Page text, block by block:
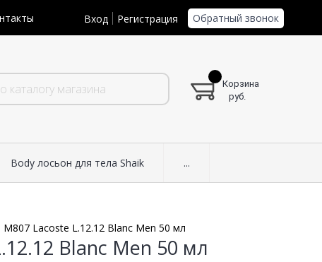
Вход Регистрация Обратный звонок
Корзина
руб.
Body лосьон для тела Shaik ...
Lacoste L.12.12 Blanc Men 50 мл
Blanc Men 50 мл